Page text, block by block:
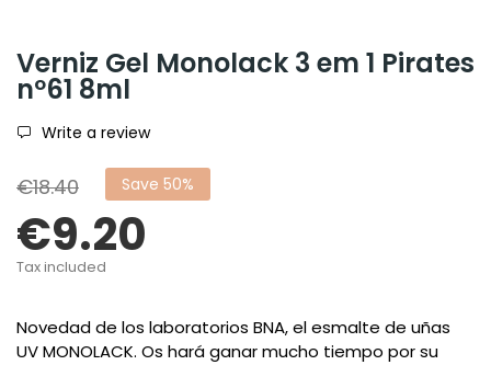
Verniz Gel Monolack 3 em 1 Pirates
nº61 8ml
Write a review
€18.40 Save 50%
€9.20
Tax included
Novedad de los laboratorios BNA, el esmalte de uñas
UV MONOLACK. Os hará ganar mucho tiempo por su